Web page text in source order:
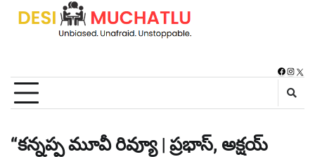
Skip
X
“కన్నప్ప మూవీ రివ్యూ | ప్రభాస్, అక్షయ్